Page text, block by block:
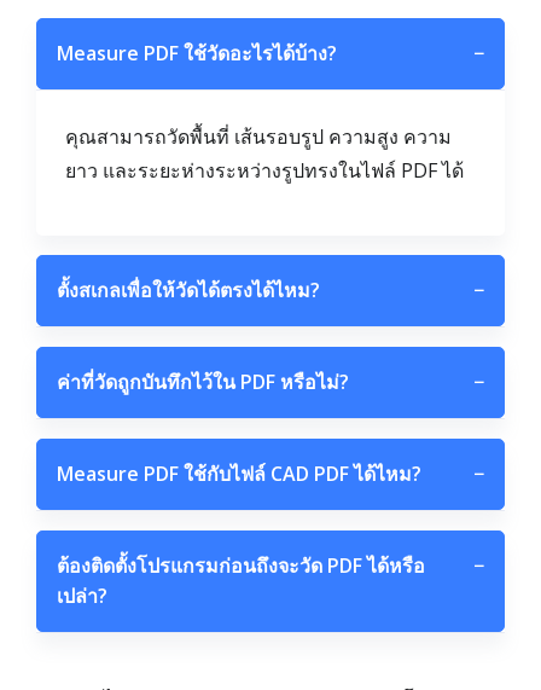
Measure PDF ใช้วัดอะไรได้บ้าง? −
คุณสามารถวัดพื้นที่ เส้นรอบรูป ความสูง ความ
ยาว และระยะห่างระหว่างรูปทรงในไฟล์ PDF ได้
ตั้งสเกลเพื่อให้วัดได้ตรงได้ไหม? −
ค่าที่วัดถูกบันทึกไว้ใน PDF หรือไม่? −
Measure PDF ใช้กับไฟล์ CAD PDF ได้ไหม? −
ต้องติดตั้งโปรแกรมก่อนถึงจะวัด PDF ได้หรือ
เปล่า?
−